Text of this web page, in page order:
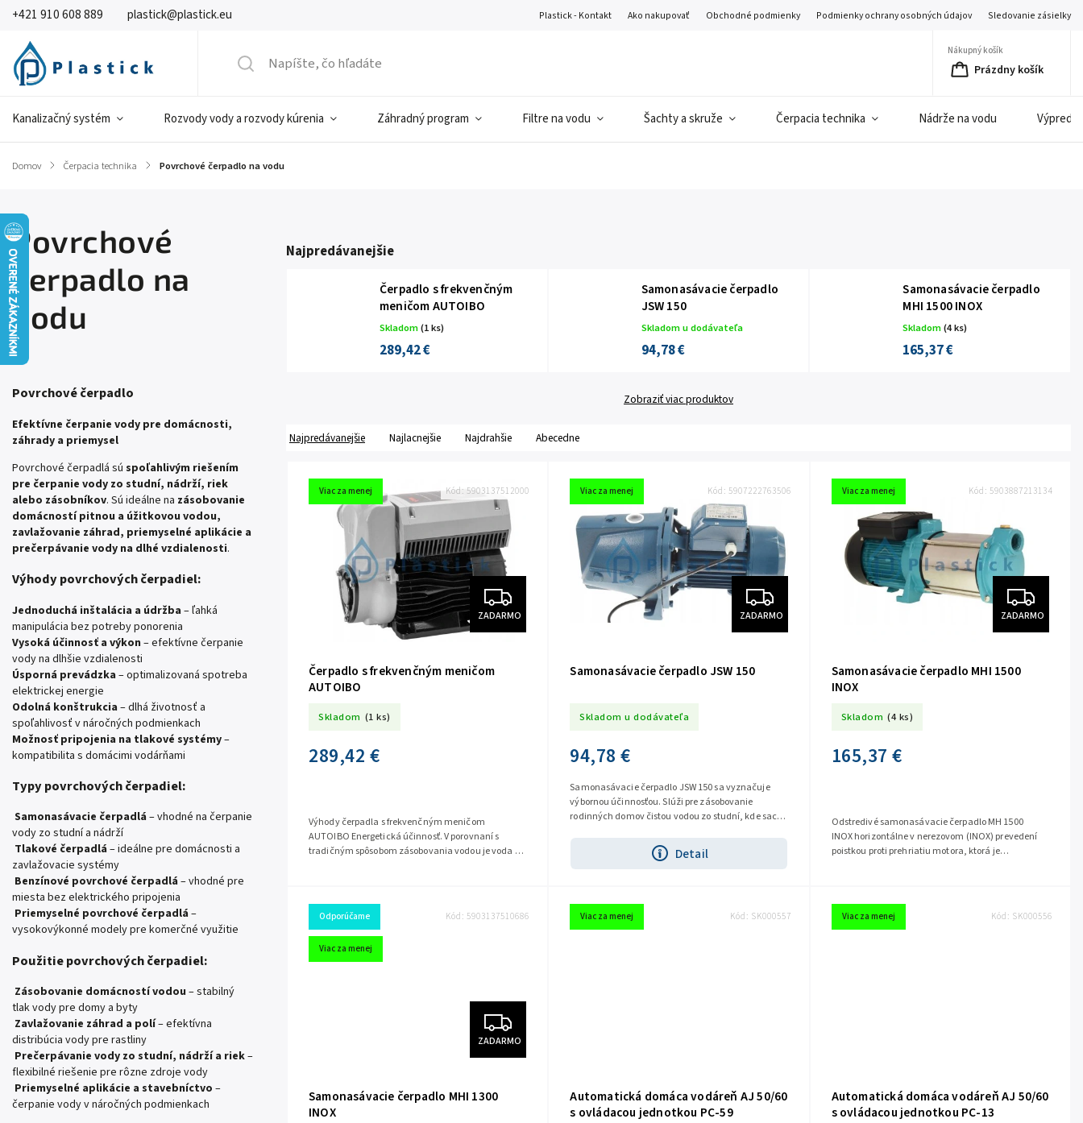
+421 910 608 889 plastick@plastick.eu Plastick - Kontakt Ako nakupovať Obchodné podmienky Podmienky ochrany osobných údajov Sledovanie zásielky
Nákupný košík
Prázdny košík
Kanalizačný systém Rozvody vody a rozvody kúrenia Záhradný program Filtre na vodu Šachty a skruže Čerpacia technika Nádrže na vodu
Domov / Čerpacia technika / Povrchové čerpadlo na vodu
Povrchové
čerpadlo na
vodu
Povrchové čerpadlo
Efektívne čerpanie vody pre domácnosti,
záhrady a priemysel
Povrchové čerpadlá sú spoľahlivým riešením
pre čerpanie vody zo studní, nádrží, riek
alebo zásobníkov. Sú ideálne na zásobovanie
domácností pitnou a úžitkovou vodou,
zavlažovanie záhrad, priemyselné aplikácie a
prečerpávanie vody na dlhé vzdialenosti.
Výhody povrchových čerpadiel:
Jednoduchá inštalácia a údržba – ľahká
manipulácia bez potreby ponorenia
Vysoká účinnosť a výkon – efektívne čerpanie
vody na dlhšie vzdialenosti
Úsporná prevádzka – optimalizovaná spotreba
elektrickej energie
Odolná konštrukcia – dlhá životnosť a
spoľahlivosť v náročných podmienkach
Možnosť pripojenia na tlakové systémy–
kompatibilita s domácimi vodárňami
Typy povrchových čerpadiel:
Samonasávacie čerpadlá – vhodné na čerpanie
vody zo studní a nádrží
Tlakové čerpadlá – ideálne pre domácnosti a
zavlažovacie systémy
Benzínové povrchové čerpadlá – vhodné pre
miesta bez elektrického pripojenia
Priemyselné povrchové čerpadlá –
vysokovýkonné modely pre komerčné využitie
Použitie povrchových čerpadiel:
Zásobovanie domácností vodou – stabilný
tlak vody pre domy a byty
Zavlažovanie záhrad a polí– efektívna
distribúcia vody pre rastliny
Prečerpávanie vody zo studní, nádrží a riek–
flexibilné riešenie pre rôzne zdroje vody
Priemyselné aplikácie a stavebníctvo –
čerpanie vody v náročných podmienkach
Najpredávanejšie
Čerpadlo s frekvenčným
meničom AUTOIBO
Skladom(1 ks)
289,42 €
Samonasávacie čerpadlo
JSW 150
Skladom u dodávateľa
94,78 €
Samonasávacie čerpadlo
MHI 1500 INOX
Skladom(4 ks)
165,37 €
Zobraziť viac produktov
Najpredávanejšie Najlacnejšie Najdrahšie Abecedne
Viac za menej
ZADARMO
Čerpadlo s frekvenčným meničom
AUTOIBO
Skladom (1 ks)
289,42 €
Výhody čerpadla s frekvenčným meničom
AUTOIBO Energetická účinnosť. V porovnaní s
tradičným spôsobom zásobovania vodou je voda s
Kód:5903137512000 Viac za menej
ZADARMO
Samonasávacie čerpadlo JSW 150
Skladom u dodávateľa
94,78 €
Detail
Samonasávacie čerpadlo JSW 150 sa vyznačuje
výbornou účinnosťou. Slúži pre zásobovanie
rodinných domov čistou vodou zo studní, kde sacia
Kód: 5907222763506 Viac za menej
ZADARMO
Samonasávacie čerpadlo MHI 1500
INOX
Skladom (4 ks)
165,37 €
Odstredivé samonasávacie čerpadlo MH 1500
INOX horizontálne v nerezovom (INOX) prevedení
poistkou proti prehriatiu motora, ktorá je
Kód: 5903887213134
Odporúčame
Viac za menej
ZADARMO
Samonasávacie čerpadlo MHI 1300
INOX
Kód: 5903137510686 Viac za menej
Automatická domáca vodáreň AJ 50/60
s ovládacou jednotkou PC-59
Kód: SK000557 Viac za menej
Automatická domáca vodáreň AJ 50/60
s ovládacou jednotkou PC-13
Kód: SK000556